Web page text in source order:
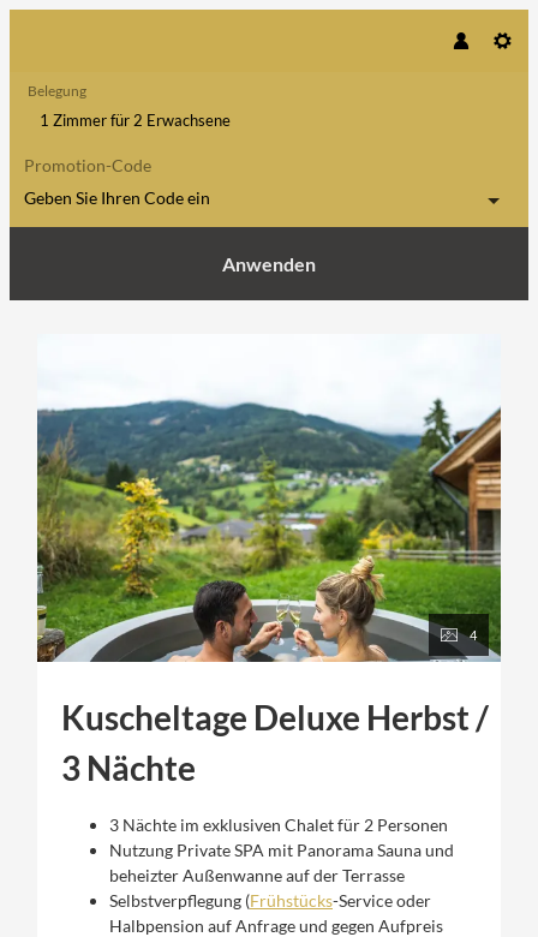
Belegung
1 Zimmerfür 2 Erwachsene
Promotion-Code
Geben Sie Ihren Code ein
Anwenden
4
Kuscheltage Deluxe Herbst /
3 Nächte
3 Nächte im exklusiven Chalet für 2 Personen
Nutzung Private SPA mit Panorama Sauna und
beheizter Außenwanne auf der Terrasse
Selbstverpflegung (Frühstücks-Service oder
Halbpension auf Anfrage und gegen Aufpreis